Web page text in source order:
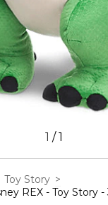
1 /1
Toy Story >
REX - Toy Story -